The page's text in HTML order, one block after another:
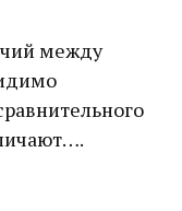
между